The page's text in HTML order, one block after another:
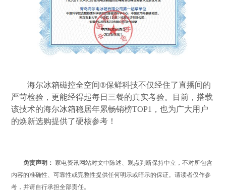
海尔冰箱磁控全空间®保鲜科技不仅经住了直播间的
严苛检验，更能经得起每日三餐的真实考验。目前，搭载
该技术的海尔冰箱稳居年累畅销榜TOP1，也为广大用户
的焕新选购提供了硬核参考！
免责声明： 家电资讯网站对文中陈述、观点判断保持中立，不对所包含
内容的准确性、可靠性或完整性提供任何明示或暗示的保证。请读者仅作参
考，并请自行承担全部责任。